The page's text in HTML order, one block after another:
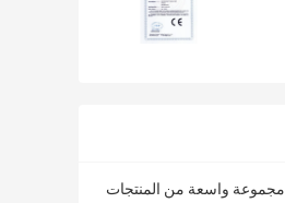
مجموعة واسعة من المنتجات NDT ، يمكننا